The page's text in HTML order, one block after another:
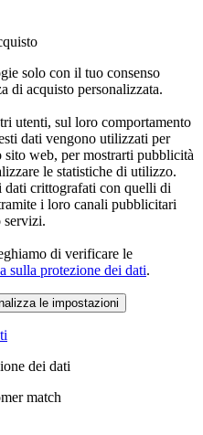
solo con il tuo consenso
di acquisto personalizzata.
utenti, sul loro comportamento
dati vengono utilizzati per
web, per mostrarti pubblicità
le statistiche di utilizzo.
dati crittografati con quelli di
i loro canali pubblicitari
servizi.
di verificare le
sulla protezione dei dati.
le impostazioni
dei dati
match